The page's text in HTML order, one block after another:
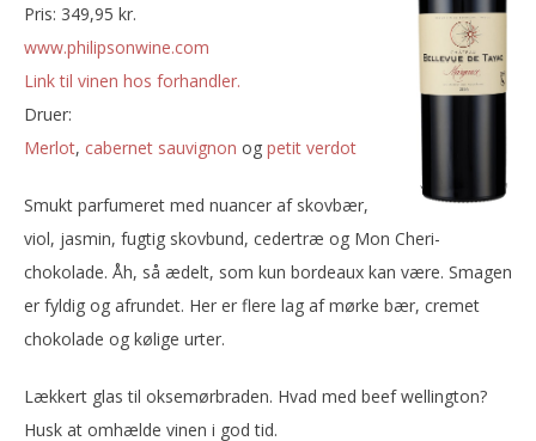
Pris: 349,95 kr.
www.philipsonwine.com
Link til vinen hos forhandler.
Druer:
merlot, cabernet sauvignon og petit verdot
Smukt parfumeret med nuancer af skovbær,
viol, jasmin, fugtig skovbund, cedertræ og Mon Cheri-
chokolade. Åh, så ædelt, som kun bordeaux kan være. Smagen
er fyldig og afrundet. Her er flere lag af mørke bær, cremet
chokolade og kølige urter.
Lækkert glas til oksemørbraden. Hvad med beef wellington?
Husk at omhælde vinen i god tid.